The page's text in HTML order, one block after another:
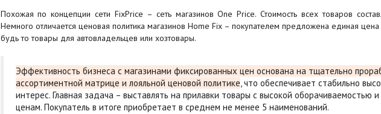
Похожая по концепции сети FixPrice – сеть магазинов One Price. Стоимость всех товаров
Немного отличается ценовая политика магазинов Home Fix – покупателем предложена единая
будь то товары для автовладельцев или хозтовары.
Эффективность бизнеса с магазинами фиксированных цен основана на тщательно
ассортиментной матрице и лояльной ценовой политике, что обеспечивает стабильно
интерес. Главная задача – выставлять на прилавки товары с высокой оборачиваемостью
ценам. Покупатель в итоге приобретает в среднем не менее 5 наименований.